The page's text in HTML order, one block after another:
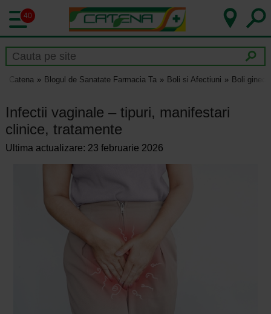
40
Catena Blogul de Sanatate Farmacia Ta Boli si Afectiuni Boli
Infectii vaginale – tipuri, manifestari
clinice, tratamente
Ultima actualizare: 23 februarie 2026